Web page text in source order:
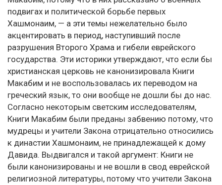
подвигах и политической борьбе первых
Хашмонаим, — а эти темы нежелательно было
акцентировать в период, наступивший после
разрушения Второго Храма и гибели еврейского
государства. Эти историки утверждают, что если бы
христианская церковь не канонизировала Книги
Макабим и не воспользовалась их переводом на
греческий язык, то они вообще не дошли бы до нас.
Согласно некоторым светским исследователям,
Книги Макабим были преданы забвению потому, что
мудрецы и учители Закона отрицательно относились
к династии Хашмонаим, не принадлежащей к дому
Давида. Выдвигался и такой аргумент: Книги не
были канонизированы и не вошли в свод еврейской
религиозной литературы, потому что учители Закона